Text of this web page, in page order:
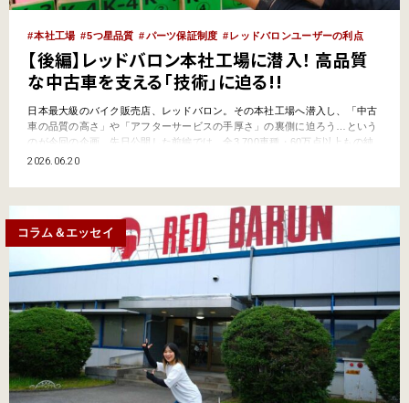
本社工場 5つ星品質 パーツ保証制度 レッドバロンユーザーの利点
【後編】レッドバロン本社工場に潜入！ 高品質
な中古車を支える「技術」に迫る!!
日本最大級のバイク販売店、レッドバロン。その本社工場へ潜入し、「中古
車の品質の高さ」や「アフターサービスの手厚さ」の裏側に迫ろう…という
のが今回の企画。先日公開した前編では、全3,700車種・60万点以上もの純
正リサイクルパーツのストックと、それを支える高度な修理技術をご紹介し
場見学の続きに加え、パーツ供給やレッドバロンの効率を支…
2026.06.20
コラム＆エッセイ